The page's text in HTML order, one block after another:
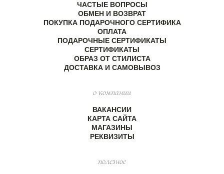
ЧАСТЫЕ ВОПРОСЫ
ОБМЕН И ВОЗВРАТ
ПОКУПКА ПОДАРОЧНОГО СЕРТИФИКА
ОПЛАТА
ПОДАРОЧНЫЕ СЕРТИФИКАТЫ
СЕРТИФИКАТЫ
ОБРАЗ ОТ СТИЛИСТА
ДОСТАВКА И САМОВЫВОЗ
о компании
ВАКАНСИИ
КАРТА САЙТА
МАГАЗИНЫ
РЕКВИЗИТЫ
полезное